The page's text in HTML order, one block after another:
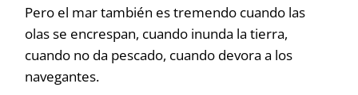
Pero el mar también es tremendo cuando las
olas se encrespan, cuando inunda la tierra,
cuando no da pescado, cuando devora a los
navegantes.